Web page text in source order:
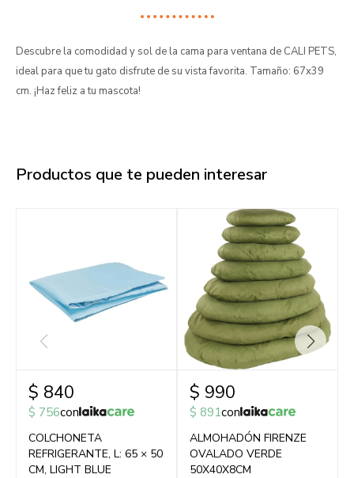
Descubre la comodidad y sol de la cama para ventana de CALI PETS,
ideal para que tu gato disfrute de su vista favorita. Tamaño: 67x39
cm. ¡Haz feliz a tu mascota!
Productos que te pueden interesar
$ 840
$ 756con
COLCHONETA
REFRIGERANTE, L: 65 × 50
CM, LIGHT BLUE
$ 990
$ 891con
ALMOHADÓN FIRENZE
OVALADO VERDE
50X40X8CM